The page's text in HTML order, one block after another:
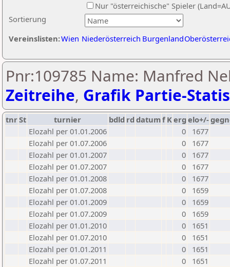
Sortierung
Nur "österreichische" Spieler
Vereinslisten:Wien Niederösterreich Burgenland
Pnr:109785 Name: Manfred
Zeitreihe, Grafik Partie-
tnrSt turnier bdld rd datumf Kerg elo+/-
Elozahl per 01.01.2006
0
1677
Elozahl per 01.07.2006
0
1677
Elozahl per 01.01.2007
0
1677
Elozahl per 01.07.2007
0
1677
Elozahl per 01.01.2008
0
1677
Elozahl per 01.07.2008
0
1659
Elozahl per 01.01.2009
0
1659
Elozahl per 01.07.2009
0
1659
Elozahl per 01.01.2010
0
1651
Elozahl per 01.07.2010
0
1651
Elozahl per 01.01.2011
0
1651
Elozahl per 01.07.2011
0
1651